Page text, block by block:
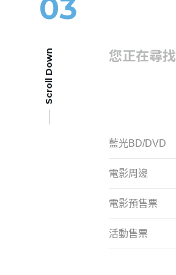
03
Scroll Down 您正在尋找
藍光BD/DVD
電影周邊
電影預售票
活動售票